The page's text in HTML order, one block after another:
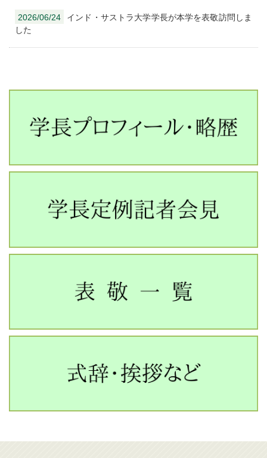
2026/06/24
インド・サストラ大学学長が本学を表敬訪問しま
した